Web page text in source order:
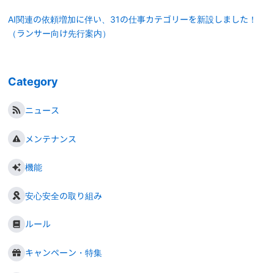
AI関連の依頼増加に伴い、31の仕事カテゴリーを新設しました！
（ランサー向け先行案内）
Category
ニュース
メンテナンス
機能
安心安全の取り組み
ルール
キャンペーン・特集